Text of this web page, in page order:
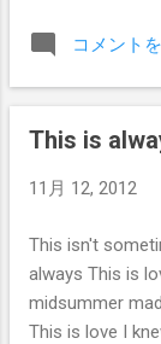
are meant to be
can't help
with you
コメント
This is
11月 12, 2012
This isn't
always This is
midsummer
This is love I